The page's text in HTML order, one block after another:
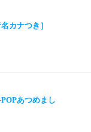
カナつき］
あつめまし